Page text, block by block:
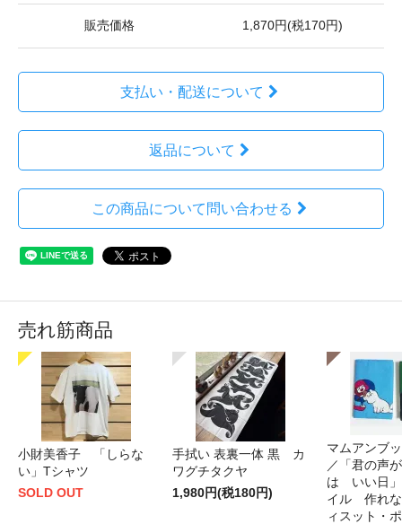
販売価格 1,870円(税170円)
支払い・配送について
返品について
この商品について問い合わせる
売れ筋商品
小財美香子 「しらな
い」Tシャツ
SOLD OUT
手拭い 表裏一体 黒 カ
ワグチタクヤ
1,980円(税180円)
マムアンブ
／「君の声
は いい日」
イル 作れ
ィスット・